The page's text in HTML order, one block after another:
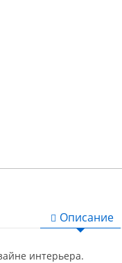
Описание
интерьера.